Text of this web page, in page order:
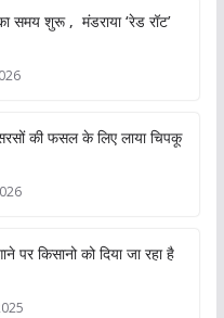
समय शुरू , मंडराया ‘रेड रॉट’
की फसल के लिए लाया चिपकू
पर किसानो को दिया जा रहा है